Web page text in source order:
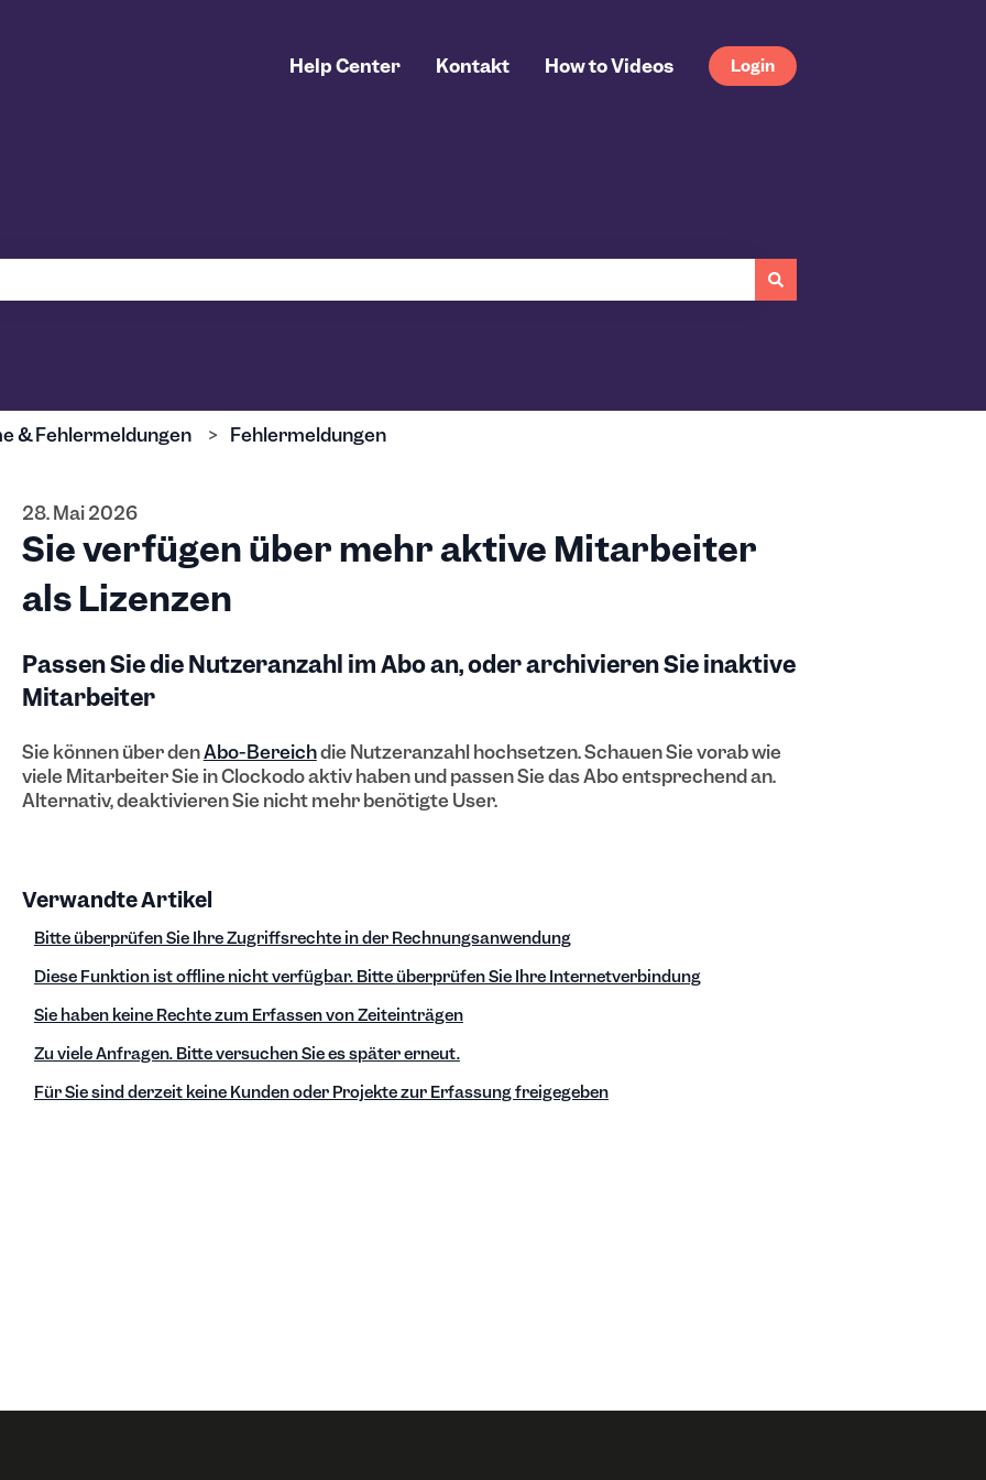
Help Center Kontakt How to Videos Login
& Fehlermeldungen Fehlermeldungen
28. Mai 2026
Sie verfügen über mehr aktive Mitarbeiter
als Lizenzen
Passen Sie die Nutzeranzahl im Abo an, oder archivieren Sie inaktive
Mitarbeiter
Sie können über denAbo-Bereichdie Nutzeranzahl hochsetzen. Schauen Sie vorab wie
viele Mitarbeiter Sie in Clockodo aktiv haben und passen Sie das Abo entsprechend an.
Alternativ, deaktivieren Sie nicht mehr benötigte User.
Verwandte Artikel
Bitte überprüfen Sie Ihre Zugriffsrechte in der Rechnungsanwendung
Diese Funktion ist offline nicht verfügbar. Bitte überprüfen Sie Ihre Internetverbindung
Sie haben keine Rechte zum Erfassen von Zeiteinträgen
Zu viele Anfragen. Bitte versuchen Sie es später erneut.
Für Sie sind derzeit keine Kunden oder Projekte zur Erfassung freigegeben